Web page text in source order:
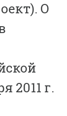
О
2011 г.